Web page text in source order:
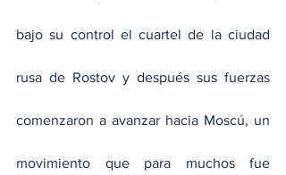
bajo su control el cuartel de la ciudad
rusa de Rostov y después sus fuerzas
comenzaron a avanzar hacia Moscú, un
movimiento que para muchos fue